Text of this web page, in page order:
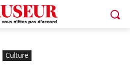
Culture